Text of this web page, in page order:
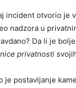
incident otvorio je
nadzora u
Da li je
privatnosti
je postavljanje